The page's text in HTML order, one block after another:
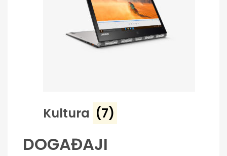
Kultura (7)
DOGAĐAJI